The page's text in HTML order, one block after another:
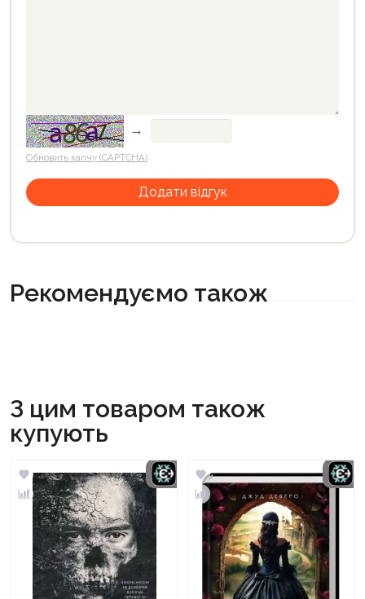
→
Обновить капчу (CAPTCHA)
Рекомендуємо також
З цим товаром також
купують